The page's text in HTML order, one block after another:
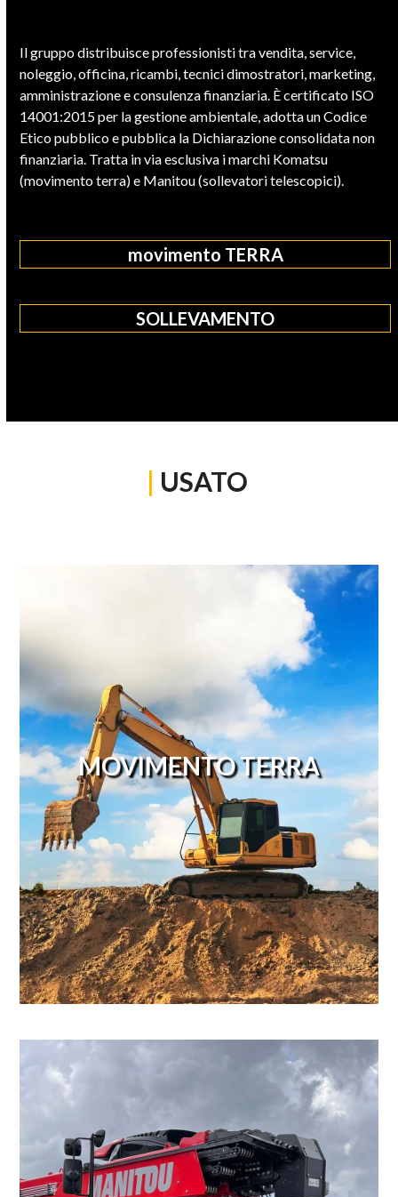
Il gruppo distribuisce professionisti tra vendita, service,
noleggio, officina, ricambi, tecnici dimostratori, marketing,
amministrazione e consulenza finanziaria. È certificato ISO
14001:2015 per la gestione ambientale, adotta un Codice
Etico pubblico e pubblica la Dichiarazione consolidata non
finanziaria. Tratta in via esclusiva i marchi Komatsu
(movimento terra) e Manitou (sollevatori telescopici).
movimento TERRA
SOLLEVAMENTO
| USATO
MOVIMENTO TERRA